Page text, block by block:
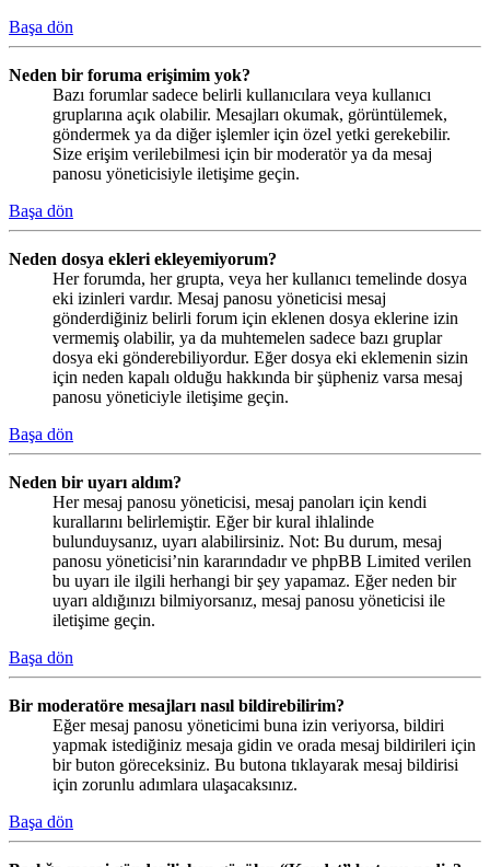
Başa dön
Neden bir foruma erişimim yok?
Bazı forumlar sadece belirli kullanıcılara veya kullanıcı
gruplarına açık olabilir. Mesajları okumak, görüntülemek,
göndermek ya da diğer işlemler için özel yetki gerekebilir.
Size erişim verilebilmesi için bir moderatör ya da mesaj
panosu yöneticisiyle iletişime geçin.
Başa dön
Neden dosya ekleri ekleyemiyorum?
Her forumda, her grupta, veya her kullanıcı temelinde dosya
eki izinleri vardır. Mesaj panosu yöneticisi mesaj
gönderdiğiniz belirli forum için eklenen dosya eklerine izin
vermemiş olabilir, ya da muhtemelen sadece bazı gruplar
dosya eki gönderebiliyordur. Eğer dosya eki eklemenin sizin
için neden kapalı olduğu hakkında bir şüpheniz varsa mesaj
panosu yöneticiyle iletişime geçin.
Başa dön
Neden bir uyarı aldım?
Her mesaj panosu yöneticisi, mesaj panoları için kendi
kurallarını belirlemiştir. Eğer bir kural ihlalinde
bulunduysanız, uyarı alabilirsiniz. Not: Bu durum, mesaj
panosu yöneticisi’nin kararındadır ve phpBB Limited verilen
bu uyarı ile ilgili herhangi bir şey yapamaz. Eğer neden bir
uyarı aldığınızı bilmiyorsanız, mesaj panosu yöneticisi ile
iletişime geçin.
Başa dön
Bir moderatöre mesajları nasıl bildirebilirim?
Eğer mesaj panosu yöneticimi buna izin veriyorsa, bildiri
yapmak istediğiniz mesaja gidin ve orada mesaj bildirileri için
bir buton göreceksiniz. Bu butona tıklayarak mesaj bildirisi
için zorunlu adımlara ulaşacaksınız.
Başa dön